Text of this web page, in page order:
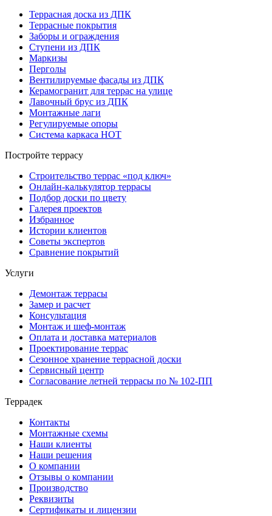
Террасная доска из ДПК
Террасные покрытия
Заборы и ограждения
Ступени из ДПК
Маркизы
Перголы
Вентилируемые фасады из ДПК
Керамогранит для террас на улице
Лавочный брус из ДПК
Монтажные лаги
Регулируемые опоры
Система каркаса НОТ
Постройте террасу
Строительство террас «под ключ»
Онлайн-калькулятор террасы
Подбор доски по цвету
Галерея проектов
Избранное
Истории клиентов
Советы экспертов
Сравнение покрытий
Услуги
Демонтаж террасы
Замер и расчет
Консультация
Монтаж и шеф-монтаж
Оплата и доставка материалов
Проектирование террас
Сезонное хранение террасной доски
Сервисный центр
Согласование летней террасы по № 102-ПП
Террадек
Контакты
Монтажные схемы
Наши клиенты
Наши решения
О компании
Отзывы о компании
Производство
Реквизиты
Сертификаты и лицензии